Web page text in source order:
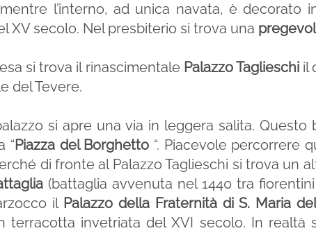
l’interno, ad unica navata, è decorato
XV secolo. Nel presbiterio si trova una
si trova il rinascimentale Palazzo Taglieschi il
del Tevere.
si apre una via in leggera salita.
“Piazza del Borghetto “. Piacevole percorrere
di fronte al Palazzo Taglieschi si trova un
(battaglia avvenuta nel 1440 tra
il Palazzo della Fraternità di S. Maria
terracotta invetriata del XVI secolo. In realtà